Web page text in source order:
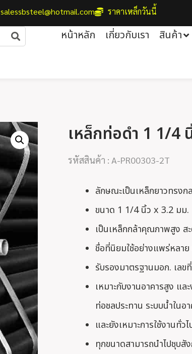
salessbsteel@hotmail.com ราคาเหล็กวันนี้
หน้าหลัก เกี่ยวกับเรา สินค้า
เหล็กท่อดำ 1 1/4
รหัสสินค้า : A-PR00303-2T
ลักษณะเป็นเหล็กยาวทรง
ขนาด 1 1/4 นิ้ว x 3.2 มม.
เป็นเหล็กกล้าคุณภาพสูง ส
ชื่อที่นิยมใช้อย่างแพร่หลา
รับรองมาตรฐานมอก. เลข
เหมาะกับงานอาคารสูง แ
ท่อชลประทาน ระบบน้ำในอ
และยังเหมาะการใช้งานทั่
ทุกขนาดสามารถนำไปชุบสั